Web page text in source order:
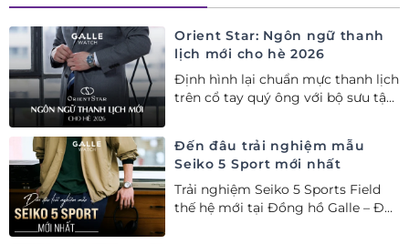
Orient Star: Ngôn ngữ thanh
lịch mới cho hè 2026
Định hình lại chuẩn mực thanh lịch
trên cổ tay quý ông với bộ sưu tập
Đến đâu trải nghiệm mẫu
Seiko 5 Sport mới nhất
Trải nghiệm Seiko 5 Sports Field
thế hệ mới tại Đồng hồ Galle – Đại